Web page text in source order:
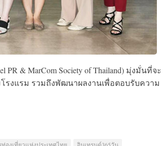
& MarCom Society of Thailand) มุ่งมั่นที่จะ
รงแรม รวมถึงพัฒนาผลงานเพื่อตอบรับความ